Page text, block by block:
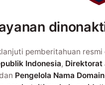
pemberitahuan resmi
Indonesia, Direktorat
Pengelola Nama